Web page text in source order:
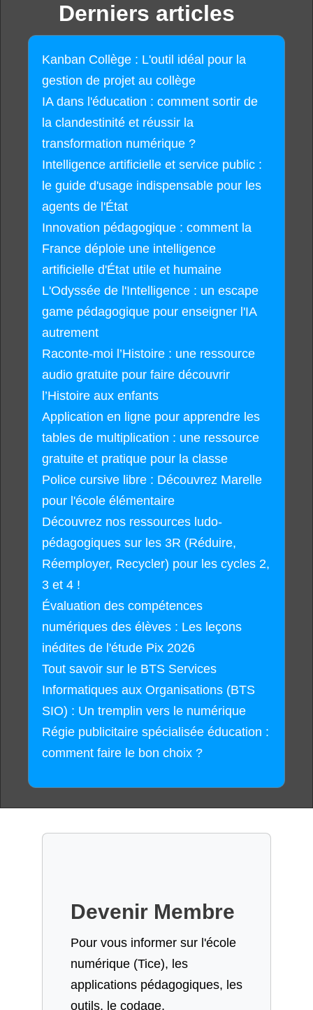
Derniers articles
Kanban Collège : L'outil idéal pour la
gestion de projet au collège
IA dans l'éducation : comment sortir de
la clandestinité et réussir la
transformation numérique ?
Intelligence artificielle et service public :
le guide d'usage indispensable pour les
agents de l'État
Innovation pédagogique : comment la
France déploie une intelligence
artificielle d'État utile et humaine
L'Odyssée de l'Intelligence : un escape
game pédagogique pour enseigner l'IA
autrement
Raconte-moi l’Histoire : une ressource
audio gratuite pour faire découvrir
l’Histoire aux enfants
Application en ligne pour apprendre les
tables de multiplication : une ressource
gratuite et pratique pour la classe
Police cursive libre : Découvrez Marelle
pour l'école élémentaire
Découvrez nos ressources ludo-
pédagogiques sur les 3R (Réduire,
Réemployer, Recycler) pour les cycles 2,
3 et 4 !
Évaluation des compétences
numériques des élèves : Les leçons
inédites de l'étude Pix 2026
Tout savoir sur le BTS Services
Informatiques aux Organisations (BTS
SIO) : Un tremplin vers le numérique
Régie publicitaire spécialisée éducation :
comment faire le bon choix ?
Devenir Membre
Pour vous informer sur l'école
numérique (Tice), les
applications pédagogiques, les
outils, le codage,